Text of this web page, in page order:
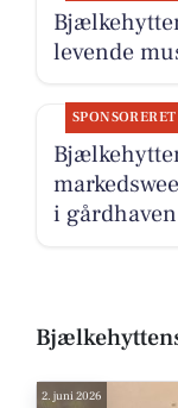
levende
SPONSORERET
i gårdhaven
2. juni 2026